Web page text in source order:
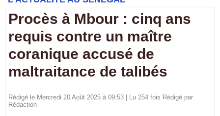
Procès à Mbour : cinq ans
requis contre un maître
coranique accusé de
maltraitance de talibés
Rédigé le Mercredi 20 Août 2025 à 09:53 | Lu 254 fois Rédigé par
Rédaction